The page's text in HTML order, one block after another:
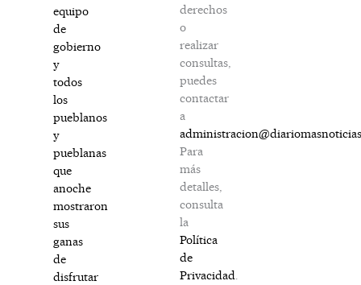
equipo
de
gobierno
y
todos
los
pueblanos
y
pueblanas
que
anoche
mostraron
sus
ganas
de
disfrutar
derechos
o
realizar
consultas,
puedes
contactar
a
Para
más
detalles,
consulta
la
Política
de
Privacidad